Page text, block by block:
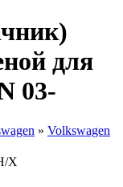
для
03-
» Volkswagen
X